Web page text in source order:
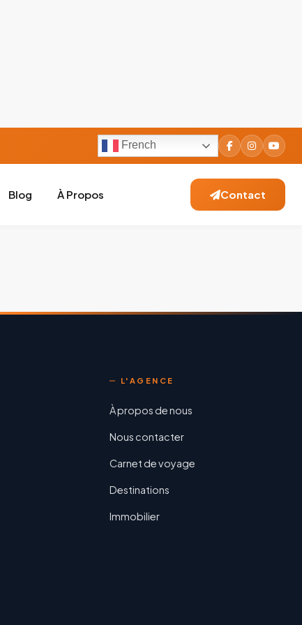
French
Blog À Propos Contact
L'AGENCE
À propos de nous
Nous contacter
Carnet de voyage
Destinations
Immobilier